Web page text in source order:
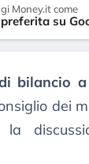
Money.it come
su
bilancio
dei
la